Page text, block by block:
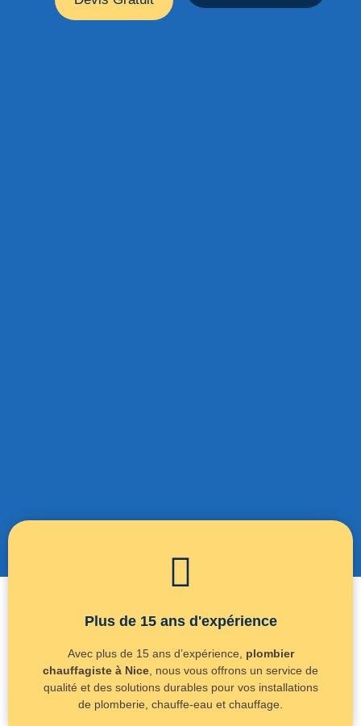
Plus de 15 ans d'expérience
Avec plus de 15 ans d’expérience, plombier
chauffagiste à Nice, nous vous offrons un service de
qualité et des solutions durables pour vos installations
de plomberie, chauffe-eau et chauffage.